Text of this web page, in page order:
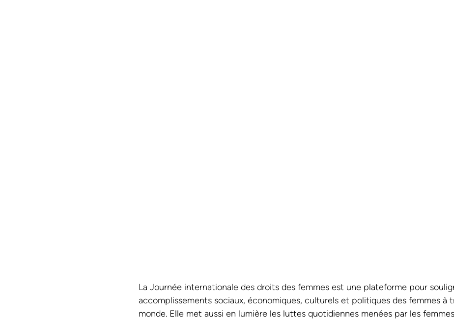
La Journée internationale des droits des femmes est une plateforme pour
accomplissements sociaux, économiques, culturels et politiques des femmes à
monde. Elle met aussi en lumière les luttes quotidiennes menées par les